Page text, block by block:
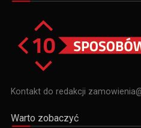
Kontakt do redakcji
Warto zobaczyć